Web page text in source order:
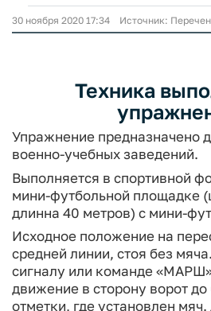
30 ноября 2020 17:34 Источник:
Техника
Упражнение предназначено
военно-учебных заведений.
Выполняется в спортивной
мини-футбольной пло­щадке
длинна 40 метров) с мини-
Исходное положение на
средней линии, стоя без
сигналу или команде
движение в сторону ворот
отметки, где установлен